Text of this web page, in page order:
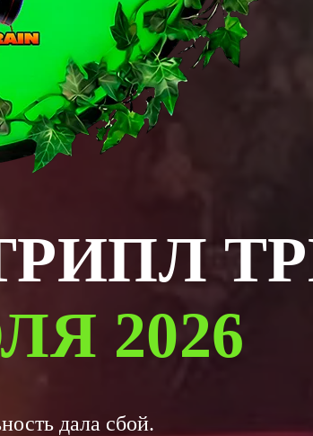
2026
дала сбой.